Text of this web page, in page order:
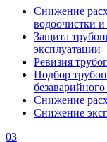
Снижение
водоочистки
Защита
эксплуатации
Ревизия
Подбор
безаварийного
Снижение
Снижение
03